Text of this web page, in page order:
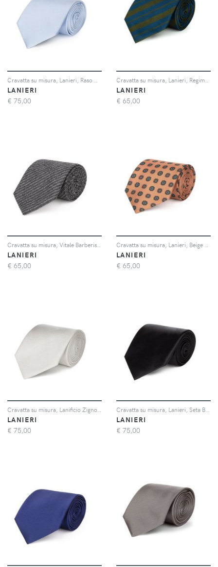
LANIERI
€ 75,00
LANIERI
€ 65,00
LANIERI
€ 65,00
LANIERI
€ 65,00
LANIERI
€ 75,00
LANIERI
€ 75,00